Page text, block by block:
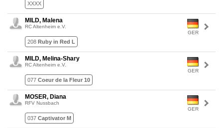
XXXX
GER
MILD, Malena
RC Altenheim e.V.
208 Ruby in Red L
GER
MILD, Melina-Shary
RC Altenheim e.V.
077 Coeur de la Fleur 10
GER
MOSER, Diana
RFV Nussbach
037 Captivator M